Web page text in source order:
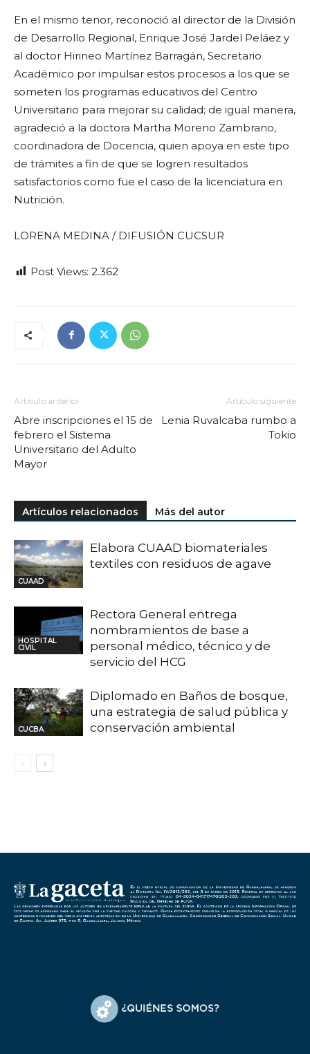
En el mismo tenor, reconoció al director de la División
de Desarrollo Regional, Enrique José Jardel Peláez y
al doctor Hirineo Martínez Barragán, Secretario
Académico por impulsar estos procesos a los que se
someten los programas educativos del Centro
Universitario para mejorar su calidad; de igual manera,
agradeció a la doctora Martha Moreno Zambrano,
coordinadora de Docencia, quien apoya en este tipo
de trámites a fin de que se logren resultados
satisfactorios como fue el caso de la licenciatura en
Nutrición.
LORENA MEDINA / DIFUSIÓN CUCSUR
Post Views: 2.362
Artículo anterior
Abre inscripciones el 15 de
febrero el Sistema
Universitario del Adulto
Mayor
Artículo siguiente
Lenia Ruvalcaba rumbo a
Tokio
Artículos relacionados Más del autor
CUAAD
Elabora CUAAD biomateriales
textiles con residuos de agave
HOSPITAL
CIVIL
Rectora General entrega
nombramientos de base a
personal médico, técnico y de
servicio del HCG
CUCBA
Diplomado en Baños de bosque,
una estrategia de salud pública y
conservación ambiental